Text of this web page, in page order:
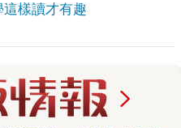
這樣讀才有趣